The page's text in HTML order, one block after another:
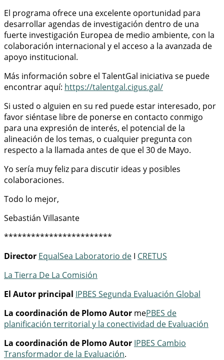
El programa ofrece una excelente oportunidad para
desarrollar agendas de investigación dentro de una
fuerte investigación Europea de medio ambiente, con la
colaboración internacional y el acceso a la avanzada de
apoyo institucional.
Más información sobre el TalentGal iniciativa se puede
encontrar aquí: https://talentgal.cigus.gal/
Si usted o alguien en su red puede estar interesado, por
favor siéntase libre de ponerse en contacto conmigo
para una expresión de interés, el potencial de la
alineación de los temas, o cualquier pregunta con
respecto a la llamada antes de que el 30 de Mayo.
Yo sería muy feliz para discutir ideas y posibles
colaboraciones.
Todo lo mejor,
Sebastián Villasante
************************
Director EqualSea Laboratorio de I CRETUS
La Tierra De La Comisión
El Autor principal IPBES Segunda Evaluación Global
La coordinación de Plomo Autor mePBES de
planificación territorial y la conectividad de Evaluación
La coordinación de Plomo Autor IPBES Cambio
Transformador de la Evaluación.